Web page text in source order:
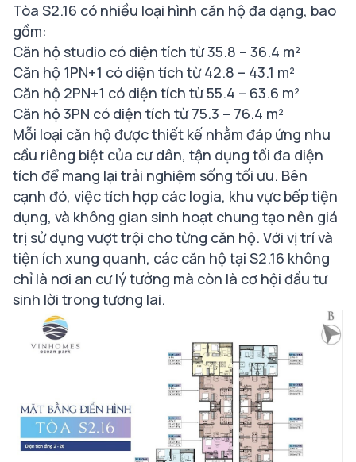
Tòa S2.16 có nhiều loại hình căn hộ đa dạng, bao
gồm:
Căn hộ studio có diện tích từ 35.8 – 36.4 m²
Căn hộ 1PN+1 có diện tích từ 42.8 – 43.1 m²
Căn hộ 2PN+1 có diện tích từ 55.4 – 63.6 m²
Căn hộ 3PN có diện tích từ 75.3 – 76.4 m²
Mỗi loại căn hộ được thiết kế nhằm đáp ứng nhu
cầu riêng biệt của cư dân, tận dụng tối đa diện
tích để mang lại trải nghiệm sống tối ưu. Bên
cạnh đó, việc tích hợp các logia, khu vực bếp tiện
dụng, và không gian sinh hoạt chung tạo nên giá
trị sử dụng vượt trội cho từng căn hộ. Với vị trí và
tiện ích xung quanh, các căn hộ tại S2.16 không
chỉ là nơi an cư lý tưởng mà còn là cơ hội đầu tư
sinh lời trong tương lai.